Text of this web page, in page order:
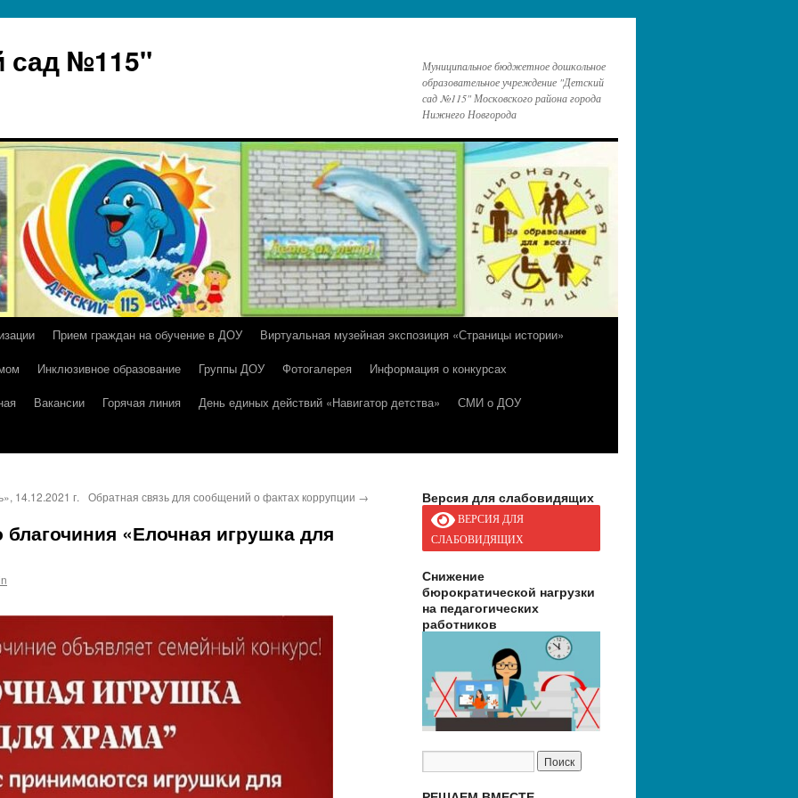
сад №115"
Муниципальное бюджетное дошкольное
образовательное учреждение "Детский
сад №115" Московского района города
Нижнего Новгорода
Прием граждан на обучение в ДОУ
Виртуальная музейная экспозиция «Страницы истории»
Инклюзивное образование Группы ДОУ Фотогалерея
Информация о конкурсах
Вакансии Горячая линия День единых действий «Навигатор детства»
СМИ о ДОУ
14.12.2021 г. Обратная связь для сообщений о фактах коррупции →
«Елочная игрушка для
Версия для слабовидящих
ВЕРСИЯ ДЛЯ
СЛАБОВИДЯЩИХ
Снижение
бюрократической нагрузки
на педагогических
работников